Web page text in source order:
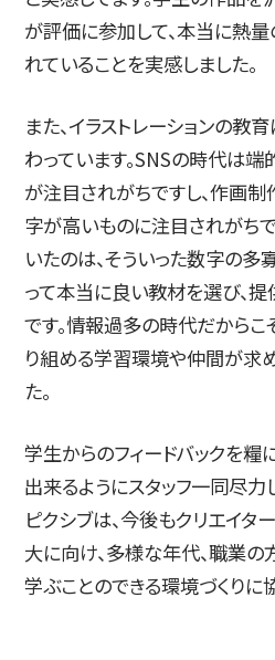
が評価に参加して、本当に熱
れていることを実感しました。
また、イラストレーションの教
わっています。SNSの時代は端
が注目されがちですし、作画制
字が高いものに注目されがち
いたのは、そういった数字の多
って本当に良い教材を選び、
です。情報過多の時代だから
り組める学習環境や仲間が求
た。
学生からのフィードバックを
出来るようにスタッフ一同尽力
ピクシブは、今後もクリエイ
大に向け、多様な年代、職業
学ぶことのできる環境づくりに